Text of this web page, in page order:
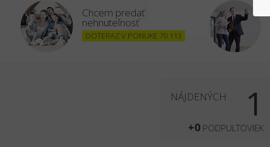
Chcem predať
nehnuteľnosť
DOTERAZ V PONUKE 70 113
NÁJDENÝCH 1
+0 PODPULTOVIEK